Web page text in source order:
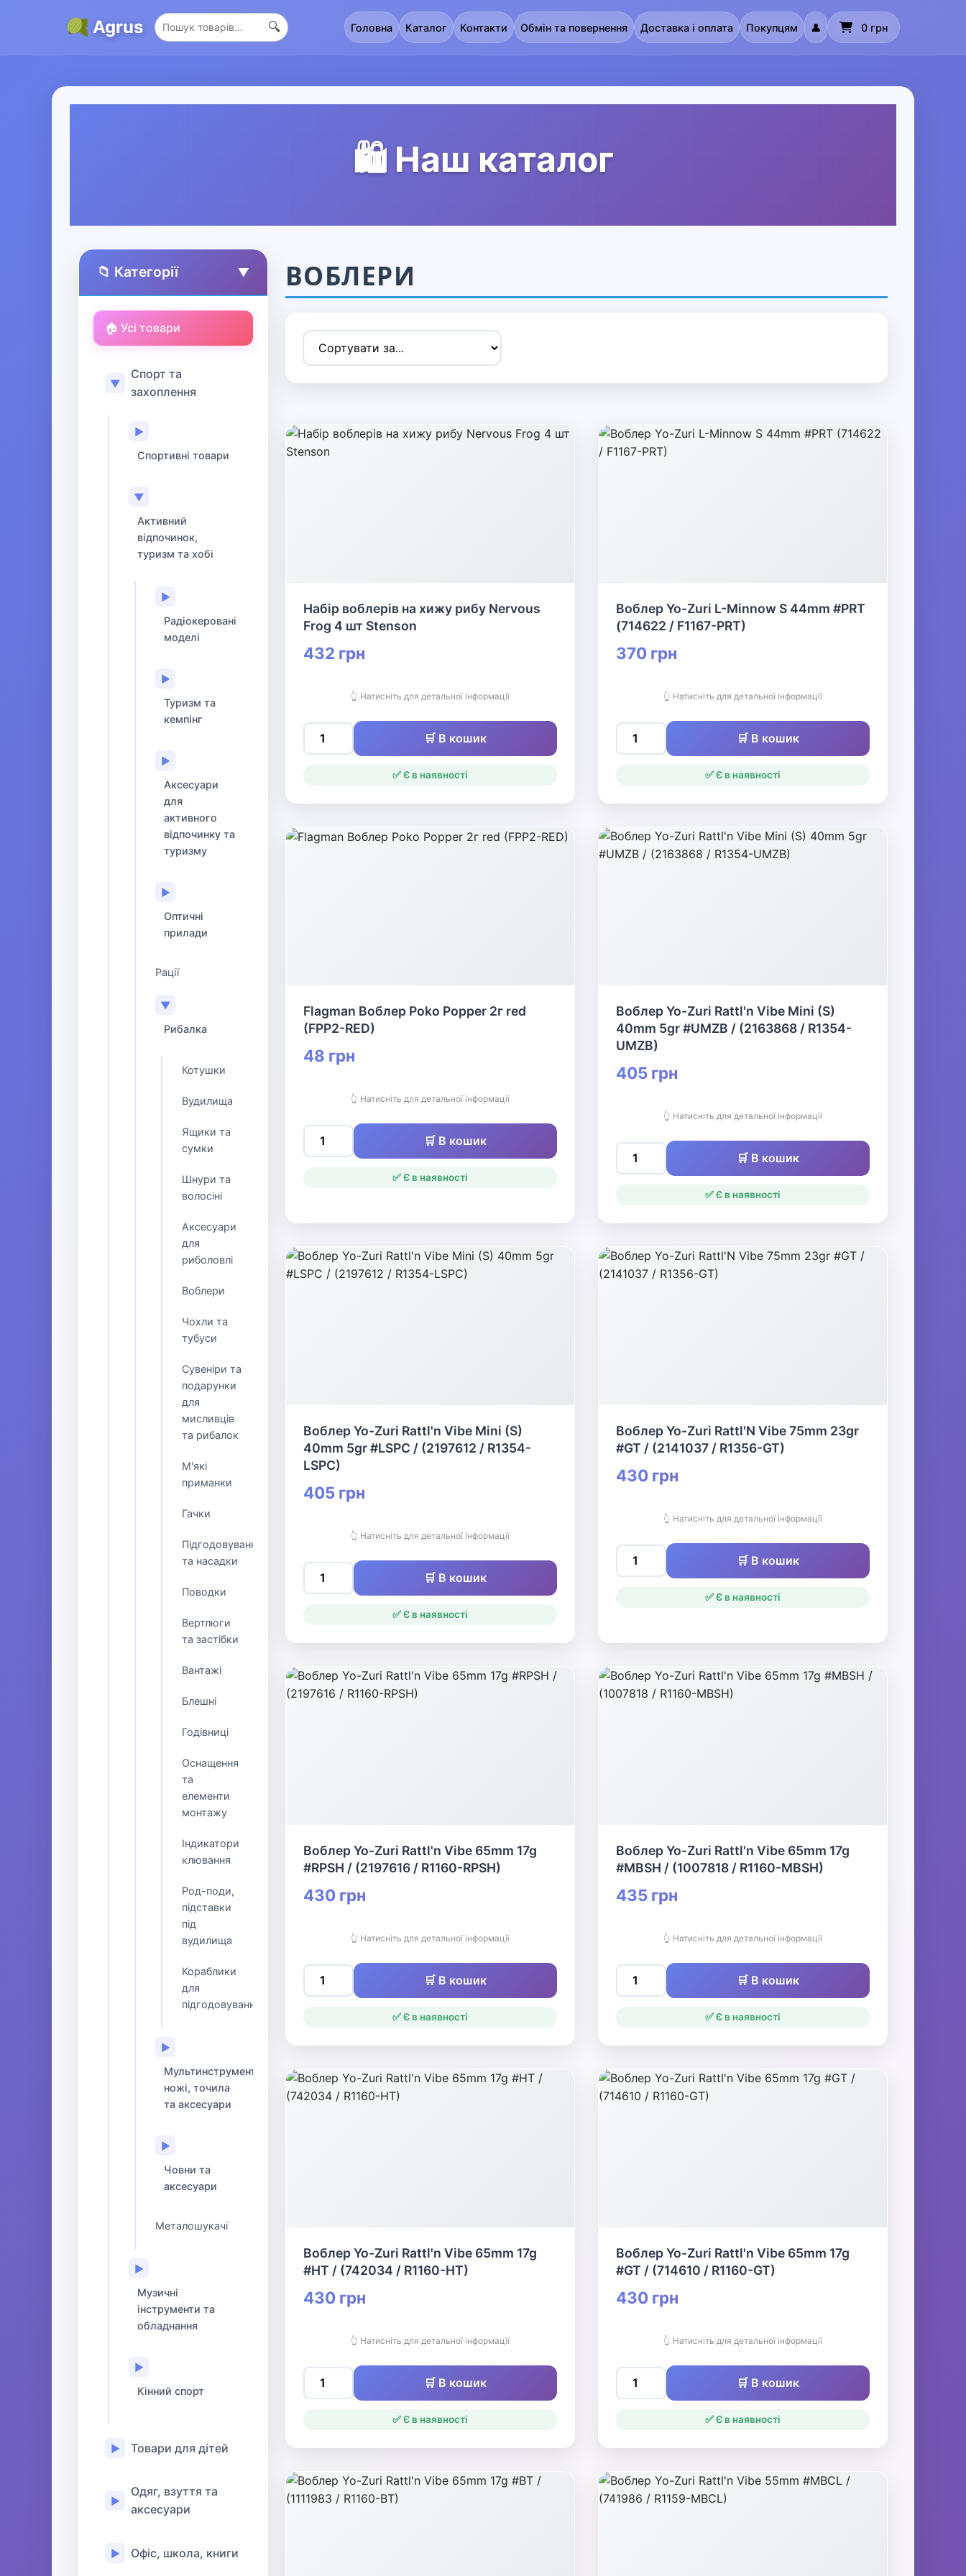
Agrus 🔍 Головна Каталог Контакти Обмін та повернення Доставка і оплата Покупцям 👤 0 грн
🛍️ Наш каталог
📁 Категорії ▲
🏠 Усі товари
▼
Спорт та
захоплення
▶
Спортивні товари
▼
Активний
відпочинок,
туризм та хобі
▶
Радіокеровані
моделі
▶
Туризм та
кемпінг
▶
Аксесуари
для
активного
відпочинку та
туризму
▶
Оптичні
прилади
Рації
▼
Рибалка
Котушки
Вудилища
Ящики та
сумки
Шнури та
волосіні
Аксесуари
для
риболовлі
Воблери
Чохли та
тубуси
Сувеніри та
подарунки
для
мисливців
та рибалок
М'які
приманки
Гачки
Підгодовування
та насадки
Поводки
Вертлюги
та застібки
Вантажі
Блешні
Годівниці
Оснащення
та
елементи
монтажу
Індикатори
клювання
Род-поди,
підставки
під
вудилища
Кораблики
для
підгодовування
▶
Мультинструменти,
ножі, точила
та аксесуари
▶
Човни та
аксесуари
Металошукачі
▶
Музичні
інструменти та
обладнання
▶
Кінний спорт
▶ Товари для дітей
▶
Одяг, взуття та
аксесуари
▶ Офіс, школа, книги
ВОБЛЕРИ
Набір воблерів на хижу рибу Nervous
Frog 4 шт Stenson
432 грн
👆 Натисніть для детальної інформації
🛒 В кошик
✅ Є в наявності
Воблер Yo-Zuri L-Minnow S 44mm #PRT
(714622 / F1167-PRT)
370 грн
👆 Натисніть для детальної інформації
🛒 В кошик
✅ Є в наявності
Flagman Воблер Poko Popper 2г red
(FPP2-RED)
48 грн
👆 Натисніть для детальної інформації
🛒 В кошик
✅ Є в наявності
Воблер Yo-Zuri Rattl'n Vibe Mini (S)
40mm 5gr #UMZB / (2163868 / R1354-
UMZB)
405 грн
👆 Натисніть для детальної інформації
🛒 В кошик
✅ Є в наявності
Воблер Yo-Zuri Rattl'n Vibe Mini (S)
40mm 5gr #LSPC / (2197612 / R1354-
LSPC)
405 грн
👆 Натисніть для детальної інформації
🛒 В кошик
✅ Є в наявності
Воблер Yo-Zuri Rattl'N Vibe 75mm 23gr
#GT / (2141037 / R1356-GT)
430 грн
👆 Натисніть для детальної інформації
🛒 В кошик
✅ Є в наявності
Воблер Yo-Zuri Rattl'n Vibe 65mm 17g
#RPSH / (2197616 / R1160-RPSH)
430 грн
👆 Натисніть для детальної інформації
🛒 В кошик
✅ Є в наявності
Воблер Yo-Zuri Rattl'n Vibe 65mm 17g
#MBSH / (1007818 / R1160-MBSH)
435 грн
👆 Натисніть для детальної інформації
🛒 В кошик
✅ Є в наявності
Воблер Yo-Zuri Rattl'n Vibe 65mm 17g
#HT / (742034 / R1160-HT)
430 грн
👆 Натисніть для детальної інформації
🛒 В кошик
✅ Є в наявності
Воблер Yo-Zuri Rattl'n Vibe 65mm 17g
#GT / (714610 / R1160-GT)
430 грн
👆 Натисніть для детальної інформації
🛒 В кошик
✅ Є в наявності